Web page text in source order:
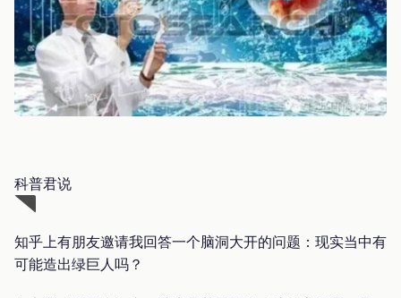
科普君说
知乎上有朋友邀请我回答一个脑洞大开的问题：现实当中有
可能造出绿巨人吗？